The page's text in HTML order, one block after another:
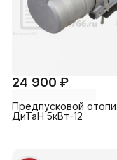
24 900 ₽
Предпусковой
ДиТаН 5кВт-12